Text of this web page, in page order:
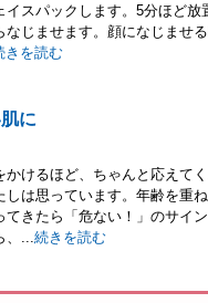
スパックします。5分ほど放
じませます。顔になじませ
きを読む
に
けるほど、ちゃんと応えてく
は思っています。年齢を重
きたら「危ない！」のサイ
、...続きを読む